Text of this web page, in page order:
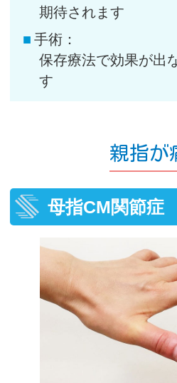
期待されます
手術：
保存療法で効果が出
す
親指が
母指CM関節症